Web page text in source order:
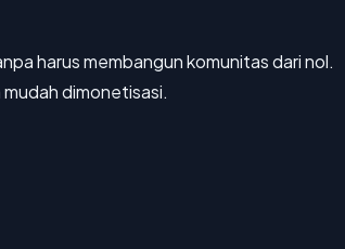
harus membangun komunitas dari nol.
dimonetisasi.